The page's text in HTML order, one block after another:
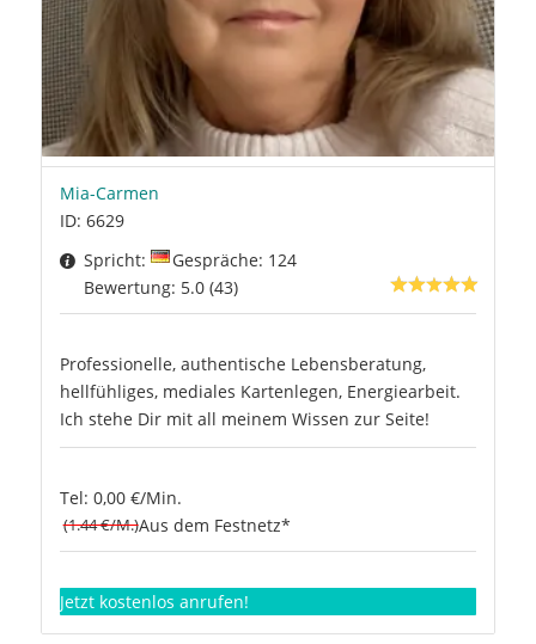
Mia-Carmen
ID: 6629
Spricht:
Gespräche: 124
Bewertung: 5.0 (43)
Professionelle, authentische Lebensberatung,
hellfühliges, mediales Kartenlegen, Energiearbeit.
Ich stehe Dir mit all meinem Wissen zur Seite!
Tel: 0,00 €/Min.
(1.44 €/M.)Aus dem Festnetz*
Jetzt kostenlos anrufen!